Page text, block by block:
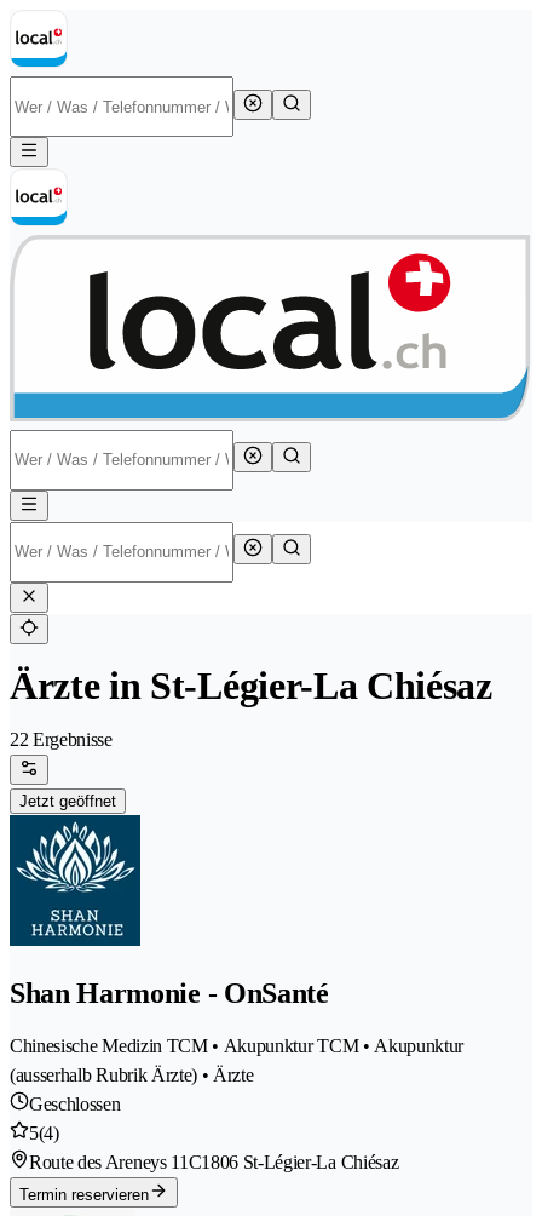
Ärzte in St-Légier-La Chiésaz
22 Ergebnisse
Jetzt geöffnet
Shan Harmonie - OnSanté
Chinesische Medizin TCM • Akupunktur TCM • Akupunktur
(ausserhalb Rubrik Ärzte) • Ärzte
Geschlossen
5(4)
Route des Areneys 11C1806 St-Légier-La Chiésaz
Termin reservieren